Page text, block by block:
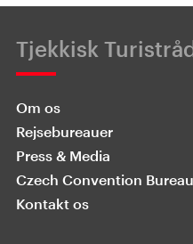
Tjekkisk
Om os
Rejsebureauer
Press & Media
Czech Convention Bureau
Kontakt os